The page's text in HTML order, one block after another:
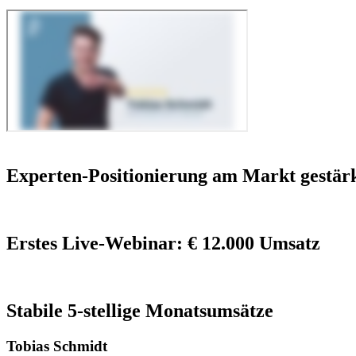
Experten-Positionierung am Markt
Erstes Live-Webinar: € 12.000 Umsatz
Stabile 5-stellige Monatsumsätze
Tobias Schmidt